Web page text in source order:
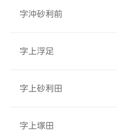
字沖砂利前
字上浮足
字上砂利田
字上塚田